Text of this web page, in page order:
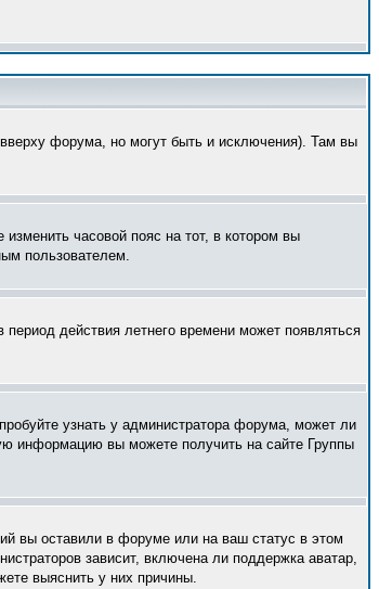
форума, но могут быть и исключения). Там вы
часовой пояс на тот, в котором вы
пользователем.
действия летнего времени может появляться
узнать у администратора форума, может ли
информацию вы можете получить на сайте Группы
вы оставили в форуме или на ваш статус в этом
зависит, включена ли поддержка аватар,
выяснить у них причины.